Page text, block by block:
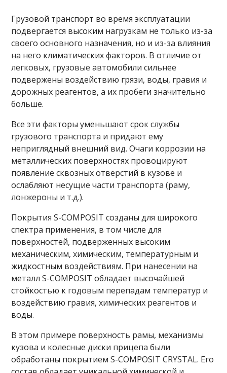
Грузовой транспорт во время эксплуатации
подвергается высоким нагрузкам не только из-за
своего основного назначения, но и из-за влияния
на него климатических факторов. В отличие от
легковых, грузовые автомобили сильнее
подвержены воздействию грязи, воды, гравия и
дорожных реагентов, а их пробеги значительно
больше.
Все эти факторы уменьшают срок службы
грузового транспорта и придают ему
неприглядный внешний вид. Очаги коррозии на
металлических поверхностях провоцируют
появление сквозных отверстий в кузове и
ослабляют несущие части транспорта (раму,
лонжероны и т.д.).
Покрытия S-COMPOSIT созданы для широкого
спектра применения, в том числе для
поверхностей, подверженных высоким
механическим, химическим, температурным и
жидкостным воздействиям. При нанесении на
металл S-COMPOSIT обладает высочайшей
стойкостью к годовым перепадам температур и
воздействию гравия, химических реагентов и
воды.
В этом примере поверхность рамы, механизмы
кузова и колесные диски прицепа были
обработаны покрытием S-COMPOSIT CRYSTAL. Его